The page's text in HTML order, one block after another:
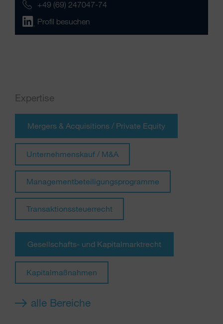
+49 (69) 247047-74
Profil besuchen
Expertise
Mergers & Acquisitions / Private Equity
Unternehmenskauf / M&A
Managementbeteiligungsprogramme
Transaktionssteuerrecht
Gesellschafts- und Kapitalmarktrecht
Kapitalmaßnahmen
alle Bereiche